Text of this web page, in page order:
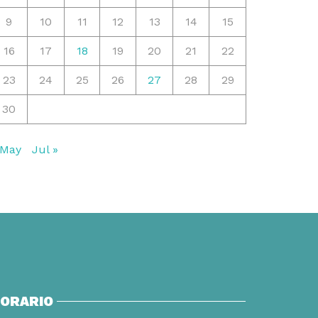
9 10 11 12 13 14 15
16 17 18 19 20 21 22
23 24 25 26 27 28 29
30
Jul »